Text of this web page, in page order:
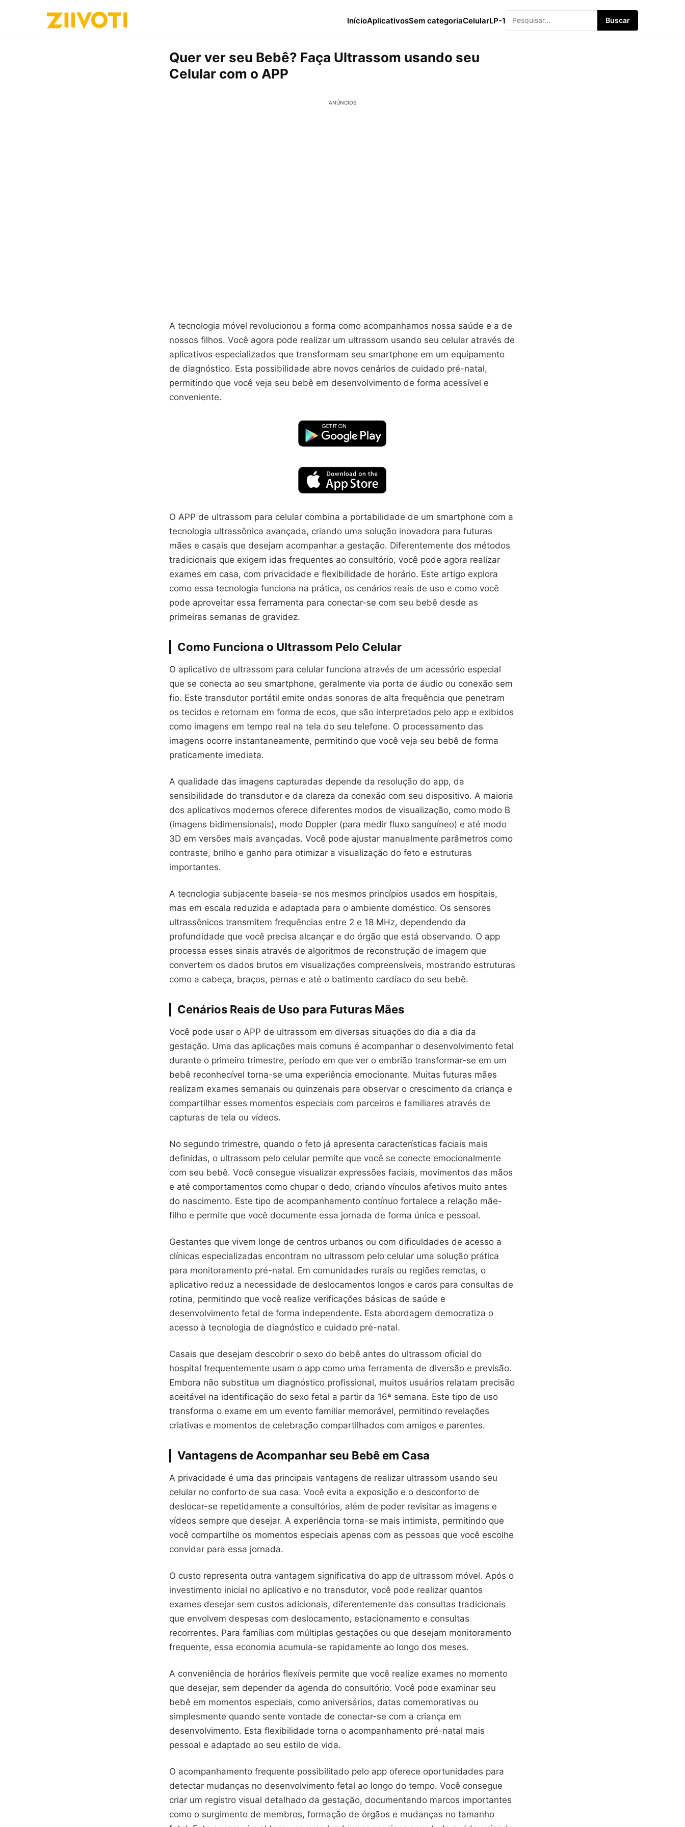
InícioAplicativosSem categoriaCelularLP-1 Buscar
Quer ver seu Bebê? Faça Ultrassom usando seu
Celular com o APP
ANÚNCIOS
A tecnologia móvel revolucionou a forma como acompanhamos nossa saúde e a de
nossos filhos. Você agora pode realizar um ultrassom usando seu celular através de
aplicativos especializados que transformam seu smartphone em um equipamento
de diagnóstico. Esta possibilidade abre novos cenários de cuidado pré-natal,
permitindo que você veja seu bebê em desenvolvimento de forma acessível e
conveniente.
O APP de ultrassom para celular combina a portabilidade de um smartphone com a
tecnologia ultrassônica avançada, criando uma solução inovadora para futuras
mães e casais que desejam acompanhar a gestação. Diferentemente dos métodos
tradicionais que exigem idas frequentes ao consultório, você pode agora realizar
exames em casa, com privacidade e flexibilidade de horário. Este artigo explora
como essa tecnologia funciona na prática, os cenários reais de uso e como você
pode aproveitar essa ferramenta para conectar-se com seu bebê desde as
primeiras semanas de gravidez.
Como Funciona o Ultrassom Pelo Celular
O aplicativo de ultrassom para celular funciona através de um acessório especial
que se conecta ao seu smartphone, geralmente via porta de áudio ou conexão sem
fio. Este transdutor portátil emite ondas sonoras de alta frequência que penetram
os tecidos e retornam em forma de ecos, que são interpretados pelo app e exibidos
como imagens em tempo real na tela do seu telefone. O processamento das
imagens ocorre instantaneamente, permitindo que você veja seu bebê de forma
praticamente imediata.
A qualidade das imagens capturadas depende da resolução do app, da
sensibilidade do transdutor e da clareza da conexão com seu dispositivo. A maioria
dos aplicativos modernos oferece diferentes modos de visualização, como modo B
(imagens bidimensionais), modo Doppler (para medir fluxo sanguíneo) e até modo
3D em versões mais avançadas. Você pode ajustar manualmente parâmetros como
contraste, brilho e ganho para otimizar a visualização do feto e estruturas
importantes.
A tecnologia subjacente baseia-se nos mesmos princípios usados em hospitais,
mas em escala reduzida e adaptada para o ambiente doméstico. Os sensores
ultrassônicos transmitem frequências entre 2 e 18 MHz, dependendo da
profundidade que você precisa alcançar e do órgão que está observando. O app
processa esses sinais através de algoritmos de reconstrução de imagem que
convertem os dados brutos em visualizações compreensíveis, mostrando estruturas
como a cabeça, braços, pernas e até o batimento cardíaco do seu bebê.
Cenários Reais de Uso para Futuras Mães
Você pode usar o APP de ultrassom em diversas situações do dia a dia da
gestação. Uma das aplicações mais comuns é acompanhar o desenvolvimento fetal
durante o primeiro trimestre, período em que ver o embrião transformar-se em um
bebê reconhecível torna-se uma experiência emocionante. Muitas futuras mães
realizam exames semanais ou quinzenais para observar o crescimento da criança e
compartilhar esses momentos especiais com parceiros e familiares através de
capturas de tela ou vídeos.
No segundo trimestre, quando o feto já apresenta características faciais mais
definidas, o ultrassom pelo celular permite que você se conecte emocionalmente
com seu bebê. Você consegue visualizar expressões faciais, movimentos das mãos
e até comportamentos como chupar o dedo, criando vínculos afetivos muito antes
do nascimento. Este tipo de acompanhamento contínuo fortalece a relação mãe-
filho e permite que você documente essa jornada de forma única e pessoal.
Gestantes que vivem longe de centros urbanos ou com dificuldades de acesso a
clínicas especializadas encontram no ultrassom pelo celular uma solução prática
para monitoramento pré-natal. Em comunidades rurais ou regiões remotas, o
aplicativo reduz a necessidade de deslocamentos longos e caros para consultas de
rotina, permitindo que você realize verificações básicas de saúde e
desenvolvimento fetal de forma independente. Esta abordagem democratiza o
acesso à tecnologia de diagnóstico e cuidado pré-natal.
Casais que desejam descobrir o sexo do bebê antes do ultrassom oficial do
hospital frequentemente usam o app como uma ferramenta de diversão e previsão.
Embora não substitua um diagnóstico profissional, muitos usuários relatam precisão
aceitável na identificação do sexo fetal a partir da 16ª semana. Este tipo de uso
transforma o exame em um evento familiar memorável, permitindo revelações
criativas e momentos de celebração compartilhados com amigos e parentes.
Vantagens de Acompanhar seu Bebê em Casa
A privacidade é uma das principais vantagens de realizar ultrassom usando seu
celular no conforto de sua casa. Você evita a exposição e o desconforto de
deslocar-se repetidamente a consultórios, além de poder revisitar as imagens e
vídeos sempre que desejar. A experiência torna-se mais intimista, permitindo que
você compartilhe os momentos especiais apenas com as pessoas que você escolhe
convidar para essa jornada.
O custo representa outra vantagem significativa do app de ultrassom móvel. Após o
investimento inicial no aplicativo e no transdutor, você pode realizar quantos
exames desejar sem custos adicionais, diferentemente das consultas tradicionais
que envolvem despesas com deslocamento, estacionamento e consultas
recorrentes. Para famílias com múltiplas gestações ou que desejam monitoramento
frequente, essa economia acumula-se rapidamente ao longo dos meses.
A conveniência de horários flexíveis permite que você realize exames no momento
que desejar, sem depender da agenda do consultório. Você pode examinar seu
bebê em momentos especiais, como aniversários, datas comemorativas ou
simplesmente quando sente vontade de conectar-se com a criança em
desenvolvimento. Esta flexibilidade torna o acompanhamento pré-natal mais
pessoal e adaptado ao seu estilo de vida.
O acompanhamento frequente possibilitado pelo app oferece oportunidades para
detectar mudanças no desenvolvimento fetal ao longo do tempo. Você consegue
criar um registro visual detalhado da gestação, documentando marcos importantes
como o surgimento de membros, formação de órgãos e mudanças no tamanho